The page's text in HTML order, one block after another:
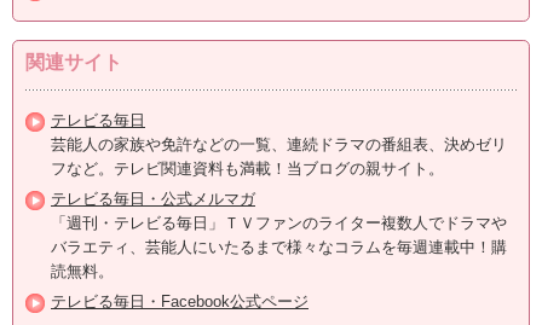
関連サイト
テレビる毎日
芸能人の家族や免許などの一覧、連続ドラマの番組表、決めゼリ
フなど。テレビ関連資料も満載！当ブログの親サイト。
テレビる毎日・公式メルマガ
「週刊・テレビる毎日」ＴＶファンのライター複数人でドラマや
バラエティ、芸能人にいたるまで様々なコラムを毎週連載中！購
読無料。
テレビる毎日・Facebook公式ページ